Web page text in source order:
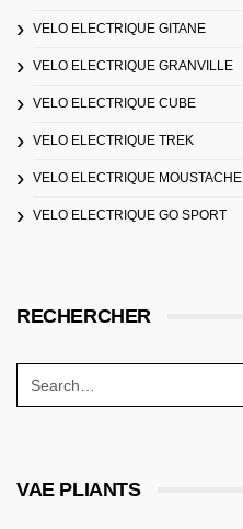
VELO ELECTRIQUE GITANE
VELO ELECTRIQUE GRANVILLE
VELO ELECTRIQUE CUBE
VELO ELECTRIQUE TREK
VELO ELECTRIQUE MOUSTACHE
VELO ELECTRIQUE GO SPORT
RECHERCHER
VAE PLIANTS